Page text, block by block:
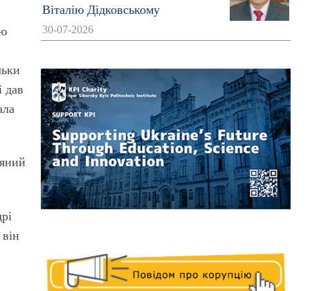
дав
Віталію Дідковському
30-07-2026